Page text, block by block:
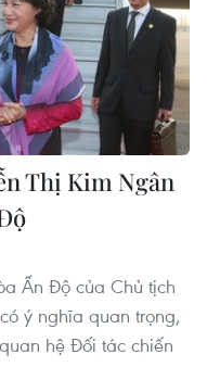
Thị Kim Ngân
Ấn Độ của Chủ tịch
ý nghĩa quan trọng,
hệ Đối tác chiến